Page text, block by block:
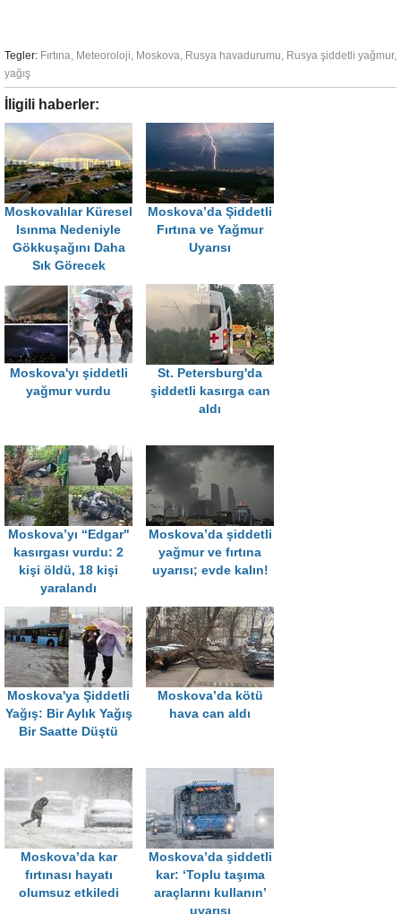
Tegler: Fırtına, Meteoroloji, Moskova, Rusya havadurumu, Rusya şiddetli yağmur,
yağış
İligili haberler:
Moskovalılar Küresel
Isınma Nedeniyle
Gökkuşağını Daha
Sık Görecek
Moskova’da Şiddetli
Fırtına ve Yağmur
Uyarısı
Moskova'yı şiddetli
yağmur vurdu
St. Petersburg'da
şiddetli kasırga can
aldı
Moskova’yı “Edgar"
kasırgası vurdu: 2
kişi öldü, 18 kişi
yaralandı
Moskova’da şiddetli
yağmur ve fırtına
uyarısı; evde kalın!
Moskova'ya Şiddetli
Yağış: Bir Aylık Yağış
Bir Saatte Düştü
Moskova’da kötü
hava can aldı
Moskova’da kar
fırtınası hayatı
olumsuz etkiledi
Moskova’da şiddetli
kar: ‘Toplu taşıma
araçlarını kullanın’
uyarısı